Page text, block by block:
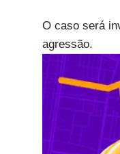
O caso será
agressão.